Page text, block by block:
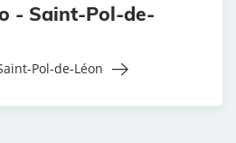
- Saint-Pol-de-
Pol-de-Léon